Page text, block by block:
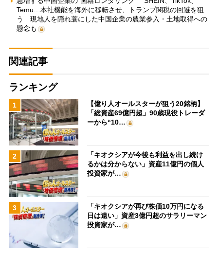
Temu…本社機能を海外に移転させ、トランプ関税の回避を狙
う 現地人を隠れ蓑にした中国企業の農業参入・土地取得への
懸念も
関連記事
ランキング
1
【億り人オールスターが狙う20銘柄】
「総資産69億円超」90歳現役トレーダ
ーから“10…
2
「キオクシアが今後も利益を出し続け
るかは分からない」資産11億円の個人
投資家が…
3
「キオクシアが再び株価10万円になる
日は遠い」資産3億円超のサラリーマン
投資家が…